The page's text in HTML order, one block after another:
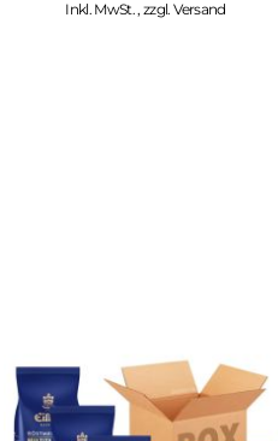
Inkl. MwSt. ,zzgl.Versand